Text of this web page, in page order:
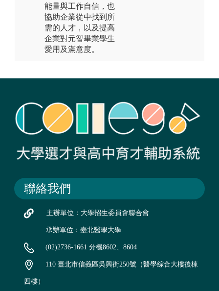
能量與工作自信，也
協助企業從中找到所
需的人才，以及提高
企業對元智畢業學生
愛用及滿意度。
聯絡我們
主辦單位：大學招生委員會聯合會
承辦單位：臺北醫學大學
(02)2736-1661 分機8602、8604
110 臺北市信義區吳興街250號（醫學綜合大樓後棟
四樓）